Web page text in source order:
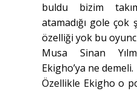
buldu bizim
atamadığı gole çok
özelliği yok bu
Musa Sinan
Ekigho’ya ne demeli.
Özellikle Ekigho o